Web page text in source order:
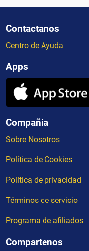
Contactanos
Centro de Ayuda
Apps
Compañia
Sobre Nosotros
Política de Cookies
Política de privacidad
Términos de servicio
Programa de afiliados
Compartenos